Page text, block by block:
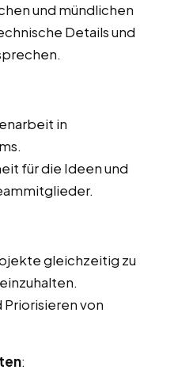
und mündlichen
Details und
in
für die Ideen und
gleichzeitig zu
Priorisieren von
: